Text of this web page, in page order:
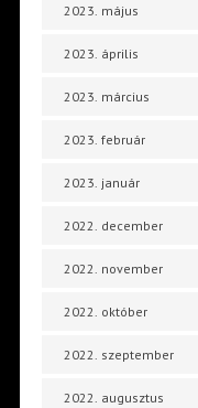
2023. május
2023. április
2023. március
2023. február
2023. január
2022. december
2022. november
2022. október
2022. szeptember
2022. augusztus